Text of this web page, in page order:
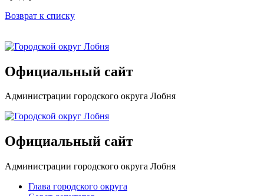
Возврат к списку
Официальный сайт
Администрации городского округа Лобня
Официальный сайт
Администрации городского округа Лобня
Глава городского округа